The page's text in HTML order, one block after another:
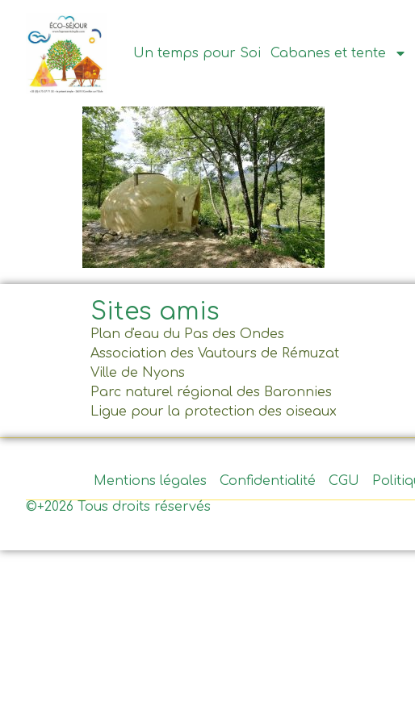
principal
Un temps pour Soi Cabanes et tente
Sites amis
Plan d'eau du Pas des Ondes
Association des Vautours de Rémuzat
Ville de Nyons
Parc naturel régional des Baronnies
Ligue pour la protection des oiseaux
Mentions légales
Confidentialité CGU
©+2026 Tous droits réservés